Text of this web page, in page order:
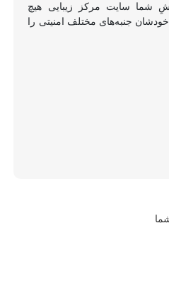
شما سایت مرکز زیبایی هیچ
خودشان جنبه‌های مختلف امنیتی را